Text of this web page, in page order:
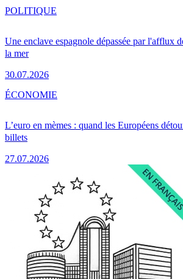
Une enclave espagnole dépassée par l'afflux
la mer
30.07.2026
POLITIQUE
L’euro en mèmes : quand les Européens
billets
27.07.2026
ÉCONOMIE